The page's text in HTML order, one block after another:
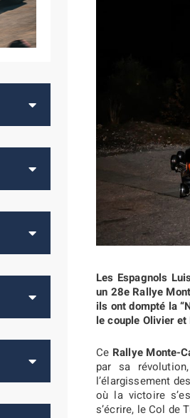
Les Espagnols
un 28e Rallye
ils ont dompté la
le couple Olivier
Ce Rallye Monte-
par sa
l’élargissement
où la victoire
s’écrire, le Col de